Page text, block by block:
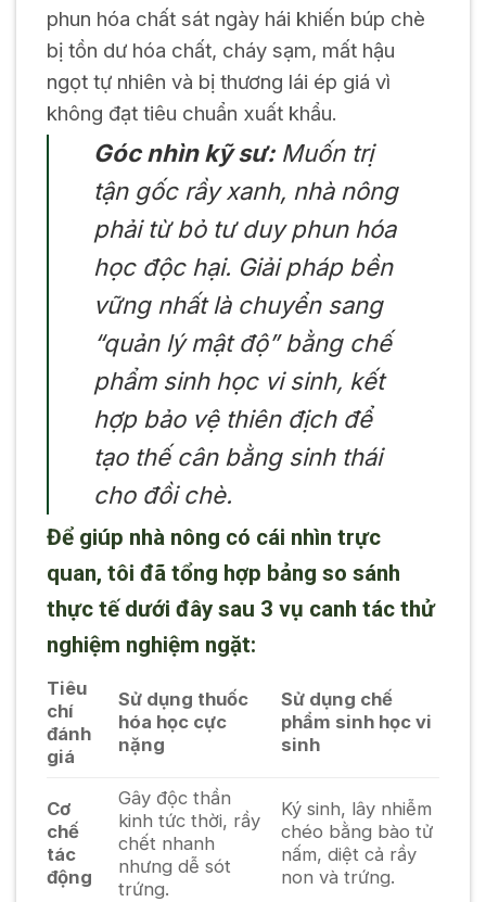
phun hóa chất sát ngày hái khiến búp chè
bị tồn dư hóa chất, cháy sạm, mất hậu
ngọt tự nhiên và bị thương lái ép giá vì
không đạt tiêu chuẩn xuất khẩu.
Góc nhìn kỹ sư:Muốn trị
tận gốc rầy xanh, nhà nông
phải từ bỏ tư duy phun hóa
học độc hại. Giải pháp bền
vững nhất là chuyển sang
“quản lý mật độ” bằng chế
phẩm sinh học vi sinh, kết
hợp bảo vệ thiên địch để
tạo thế cân bằng sinh thái
cho đồi chè.
Để giúp nhà nông có cái nhìn trực
quan, tôi đã tổng hợp bảng so sánh
thực tế dưới đây sau 3 vụ canh tác thử
nghiệm nghiệm ngặt:
Tiêu
chí
đánh
giá
Sử dụng thuốc
hóa học cực
nặng
Sử dụng chế
phẩm sinh học vi
sinh
Cơ
chế
tác
động
Gây độc thần
kinh tức thời, rầy
chết nhanh
nhưng dễ sót
trứng.
Ký sinh, lây nhiễm
chéo bằng bào tử
nấm, diệt cả rầy
non và trứng.